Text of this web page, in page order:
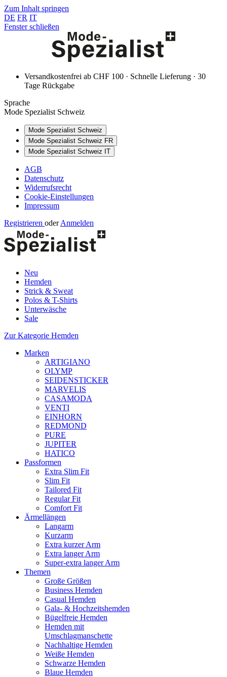
Zum Inhalt springen
DE FR IT
Fenster schließen
Versandkostenfrei ab CHF 100 · Schnelle Lieferung · 30
Tage Rückgabe
Sprache
Mode Spezialist Schweiz
Mode Spezialist Schweiz
Mode Spezialist Schweiz FR
Mode Spezialist Schweiz IT
AGB
Datenschutz
Widerrufsrecht
Cookie-Einstellungen
Impressum
Registrieren oder Anmelden
Neu
Hemden
Strick & Sweat
Polos & T-Shirts
Unterwäsche
Sale
Zur Kategorie Hemden
Marken
ARTIGIANO
OLYMP
SEIDENSTICKER
MARVELIS
CASAMODA
VENTI
EINHORN
REDMOND
PURE
JUPITER
HATICO
Passformen
Extra Slim Fit
Slim Fit
Tailored Fit
Regular Fit
Comfort Fit
Ärmellängen
Langarm
Kurzarm
Extra kurzer Arm
Extra langer Arm
Super-extra langer Arm
Themen
Große Größen
Business Hemden
Casual Hemden
Gala- & Hochzeitshemden
Bügelfreie Hemden
Hemden mit
Umschlagmanschette
Nachhaltige Hemden
Weiße Hemden
Schwarze Hemden
Blaue Hemden